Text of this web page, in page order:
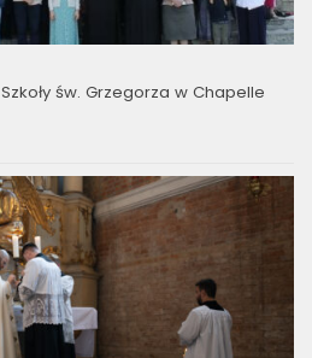
św. Grzegorza w Chapelle